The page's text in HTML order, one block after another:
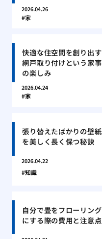
2026.04.26
家
快適な住空間を創り出す
網戸取り付けという家事
の楽しみ
2026.04.24
家
張り替えたばかりの壁紙
を美しく長く保つ秘訣
2026.04.22
知識
自分で畳をフローリング
にする際の費用と注意点